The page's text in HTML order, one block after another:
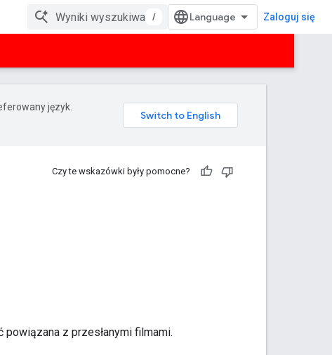
/ Zaloguj się
język.
Czy te wskazówki były pomocne?
z przesłanymi filmami.